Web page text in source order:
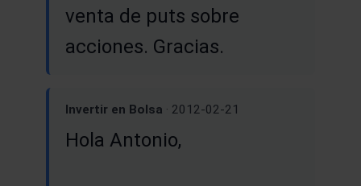
venta de puts sobre
acciones. Gracias.
Invertir en Bolsa · 2012-02-21
Hola Antonio,